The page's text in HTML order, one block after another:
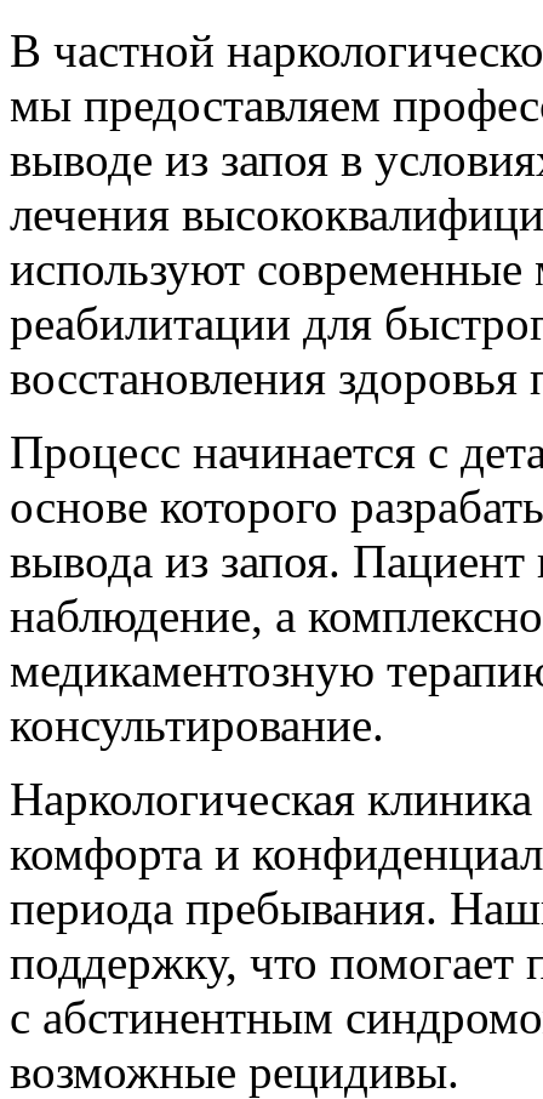
В частной
мы предоставляем
выводе из запоя в
лечения
используют современные
реабилитации для
восстановления здоровья
Процесс начинается с
основе которого
вывода из запоя. Пациент
наблюдение, а
медикаментозную
консультирование.
Наркологическая
комфорта и
периода пребывания.
поддержку, что помогает
с абстинентным
возможные рецидивы.